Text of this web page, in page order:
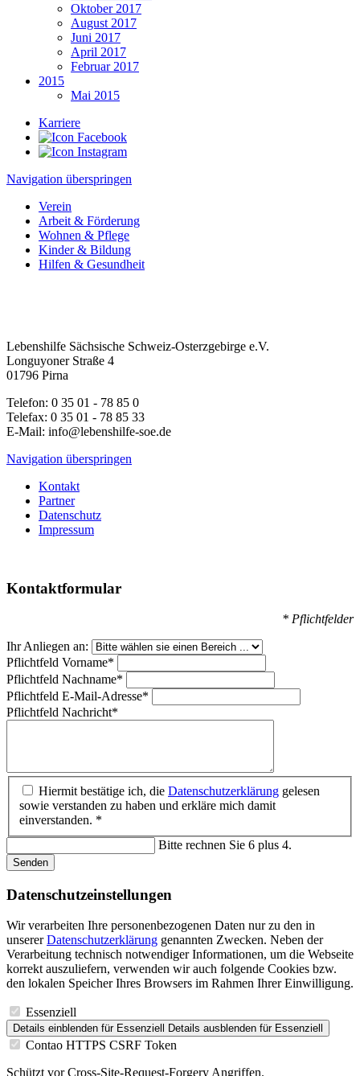
Oktober 2017
August 2017
Juni 2017
April 2017
Februar 2017
2015
Mai 2015
Karriere
Navigation überspringen
Verein
Arbeit & Förderung
Wohnen & Pflege
Kinder & Bildung
Hilfen & Gesundheit
Lebenshilfe Sächsische Schweiz-Osterzgebirge e.V.
Longuyoner Straße 4
01796 Pirna
Telefon: 0 35 01 - 78 85 0
Telefax: 0 35 01 - 78 85 33
E-Mail: info@lebenshilfe-soe.de
Navigation überspringen
Kontakt
Partner
Datenschutz
Impressum
Kontaktformular
* Pflichtfelder
Ihr Anliegen an:
Pflichtfeld Vorname*
Pflichtfeld Nachname*
Pflichtfeld E-Mail-Adresse*
Pflichtfeld Nachricht*
Hiermit bestätige ich, die Datenschutzerklärung gelesen
sowie verstanden zu haben und erkläre mich damit
einverstanden. *
Bitte rechnen Sie 6 plus 4.
Senden
Datenschutz­einstellungen
Wir verarbeiten Ihre personenbezogenen Daten nur zu den in
unsererDatenschutzerklärung genannten Zwecken. Neben der
Verarbeitung technisch notwendiger Informationen, um die Webseite
korrekt auszuliefern, verwenden wir auch folgende Cookies bzw.
den lokalen Speicher Ihres Browsers im Rahmen Ihrer Einwilligung.
Essenziell
Details einblenden für Essenziell Details ausblenden für Essenziell
Contao HTTPS CSRF Token
Schützt vor Cross-Site-Request-Forgery Angriffen.